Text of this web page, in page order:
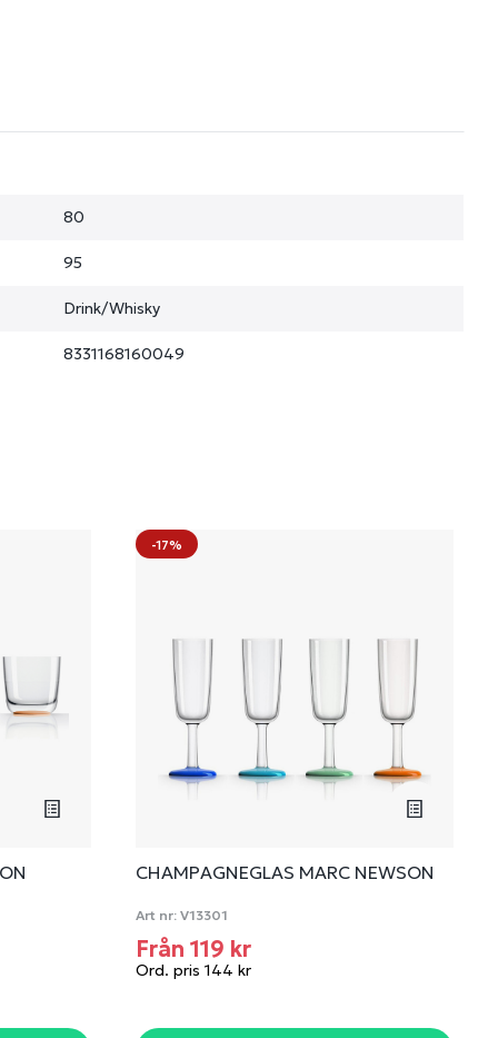
80
95
Drink/Whisky
8331168160049
-17%
CHAMPAGNEGLAS MARC NEWSON
Art nr: V13301
Från 119 kr
Ord. pris 144 kr